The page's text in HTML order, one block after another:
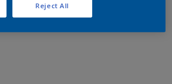
Reject All